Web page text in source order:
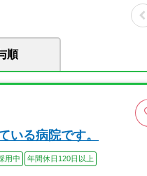
順
いる病院です。
用中 年間休日120日以上